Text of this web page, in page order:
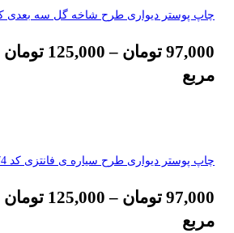
چاپ پوستر دیواری طرح شاخه گل سه بعدی کد
97,000 تومان –
125,000 تومان
مربع
چاپ پوستر دیواری طرح سیاره ی فانتزی کد 2674
97,000 تومان –
125,000 تومان
مربع